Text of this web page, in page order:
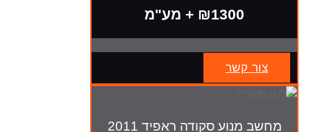
₪1300 + מע"מ
צור קשר
מחשב מנוע סקודה ראפיד 2011